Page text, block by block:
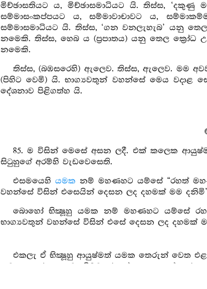
මිච්ඡාසතියට ය, මිච්ඡාසමාධියට යි. තිස්ස, ‘දකුණු
සම්මාසංකප්පයට ය, සම්මාවාචාවට ය,
සම්මාසමාධියට යි. තිස්ස, ‘ගන වනලැහැබ’ යනු
නමෙකි. තිස්ස, හෙබ ය (ප්‍රපාතය) යනු තෙල ක්‍රෝධ
නමෙකි.
තිස්ස, (බඹසරෙහි) ඇලෙව. තිස්ස, ඇලෙව. මම
(පිහිට වෙමි) යි. භාග්‍යවතුන් වහන්සේ මෙය
දේශනාව පිළිගත්හ යි.
85. ම විසින් මෙසේ අසන ලදී. එක් කලෙක
සිටුහුගේ අරම්හි වැඩවෙසෙති.
එසමයෙහි යමක නම් මහණහට යම්සේ “රහත්
වහන්සේ විසින් එසෙයින් දෙසන ලද දහමක් මම
බොහෝ භික්‍ෂූහු යමක නම් මහණහට යම්සේ
භාග්‍යවතුන් වහන්සේ විසින් එසේ දෙසන ලද දහමක්
එකලැ ඒ භික්‍ෂූහු ආයුෂ්මත් යමක තෙරුන් වෙත
කටයුතු කථා කොට නිමවා එකත්පසෙක හුන්හ.